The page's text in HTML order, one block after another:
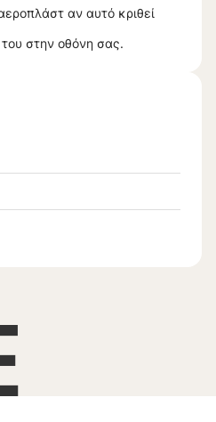
αν αυτό κριθεί
στην οθόνη σας.